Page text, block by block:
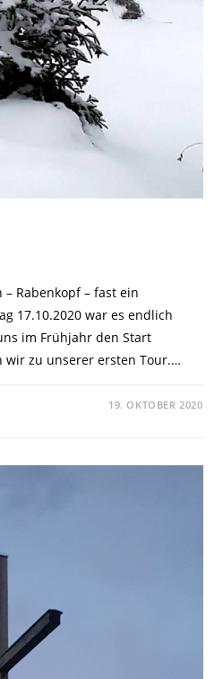
Rabenkopf – fast ein
17.10.2020 war es endlich
im Frühjahr den Start
wir zu unserer ersten Tour.…
19. OKTOBER 2020